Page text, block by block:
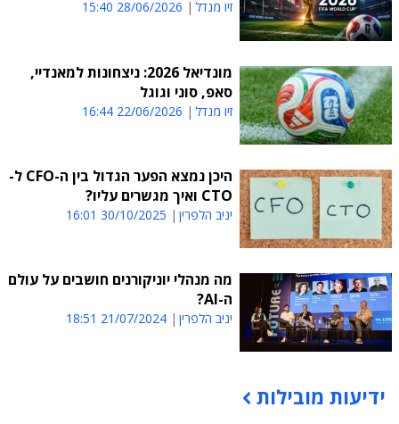
זיו מנדל 28/06/2026 15:40
מונדיאל 2026: ניצחונות למאנדיי,
סאפ, סוני וגוגל
זיו מנדל 22/06/2026 16:44
היכן נמצא הפער הגדול בין ה-CFO ל-
CTO ואיך מגשרים עליו?
יניב הלפרין 30/10/2025 16:01
מה מנהלי יוניקורנים חושבים על עולם
ה-AI?
יניב הלפרין 21/07/2024 18:51
תוכן פרסומי
ידיעות מובילות